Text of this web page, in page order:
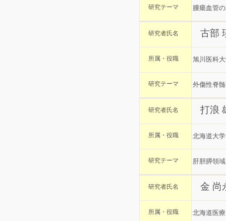
研究テーマ 腫瘍血管
研究者氏名 古部
所属・役職 旭川医科
研究テーマ 外傷性脊
研究者氏名 打浪
所属・役職 北海道大
研究テーマ 肝胆膵領
研究者氏名 金 尚
所属・役職 北海道医